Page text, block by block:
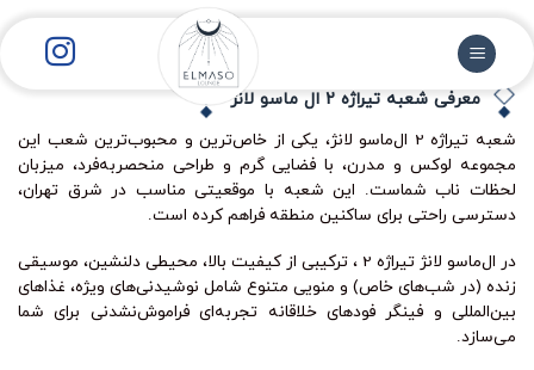
محتوا
معرفی شعبه تیراژه 2 ال ماسو لانژ
شعبه تیراژه 2 ال‌ماسو لانژ، یکی از خاص‌ترین و محبوب‌ترین شعب این
مجموعه لوکس و مدرن، با فضایی گرم و طراحی منحصربه‌فرد، میزبان
لحظات ناب شماست. این شعبه با موقعیتی مناسب در شرق تهران،
دسترسی راحتی برای ساکنین منطقه فراهم کرده است.
در ال‌ماسو لانژ تیراژه 2 ، ترکیبی از کیفیت بالا، محیطی دلنشین، موسیقی
زنده (در شب‌های خاص) و منویی متنوع شامل نوشیدنی‌های ویژه، غذاهای
بین‌المللی و فینگر فودهای خلاقانه تجربه‌ای فراموش‌نشدنی برای شما
می‌سازد.